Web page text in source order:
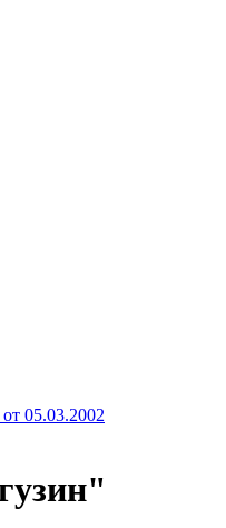
05.03.2002